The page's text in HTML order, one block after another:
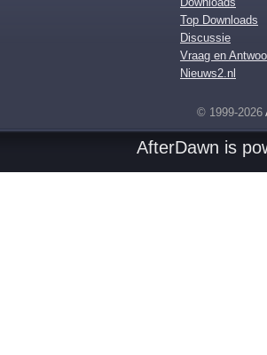
Top Downloads
Discussie
Vraag en
Nieuws2.nl
© 1999-2026
AfterDawn is